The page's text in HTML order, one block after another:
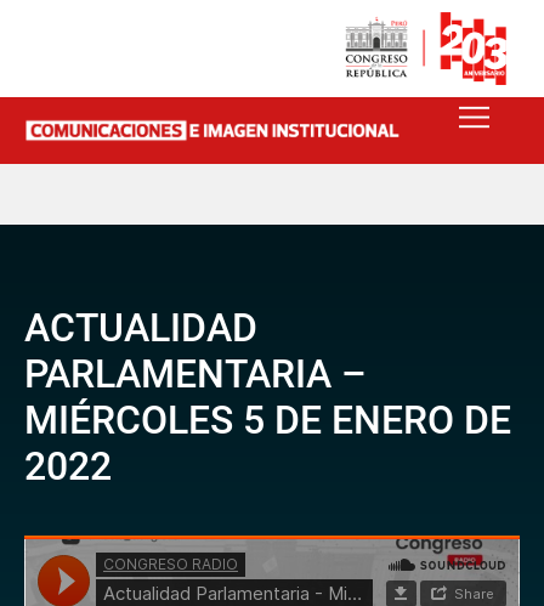
ACTUALIDAD
PARLAMENTARIA –
MIÉRCOLES 5 DE ENERO DE
2022